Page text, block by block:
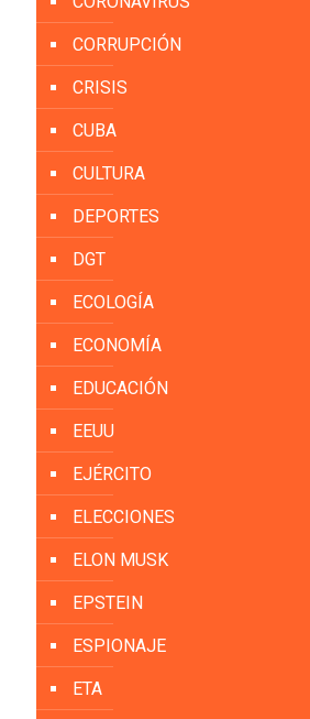
CORRUPCIÓN
CRISIS
CUBA
CULTURA
DEPORTES
DGT
ECOLOGÍA
ECONOMÍA
EDUCACIÓN
EEUU
EJÉRCITO
ELECCIONES
ELON MUSK
EPSTEIN
ESPIONAJE
ETA